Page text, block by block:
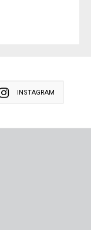
INSTAGRAM